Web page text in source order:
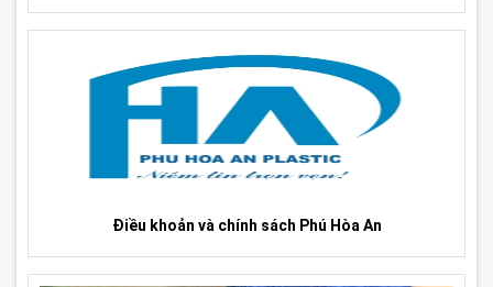
Điều khoản và chính sách Phú Hòa An